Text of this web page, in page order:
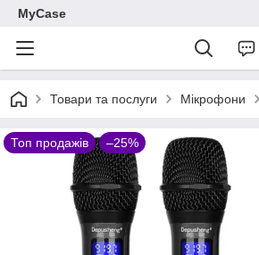
MyCase
Товари та послуги Мікрофони
Топ продажів –25%